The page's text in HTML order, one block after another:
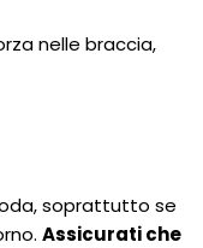
nelle braccia,
soprattutto se
Assicurati che